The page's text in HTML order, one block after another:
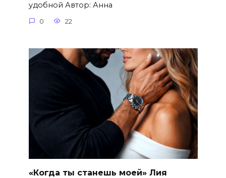
удобной Автор: Анна
0 22
«Когда ты станешь моей» Лия